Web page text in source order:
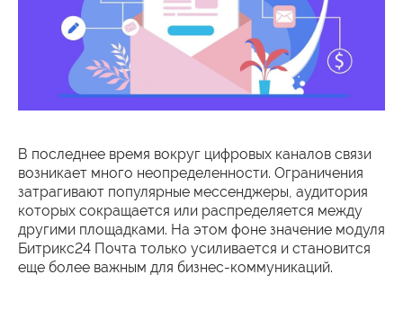
В последнее время вокруг цифровых каналов связи
возникает много неопределенности. Ограничения
затрагивают популярные мессенджеры, аудитория
которых сокращается или распределяется между
другими площадками. На этом фоне значение модуля
Битрикс24 Почта только усиливается и становится
еще более важным для бизнес-коммуникаций.